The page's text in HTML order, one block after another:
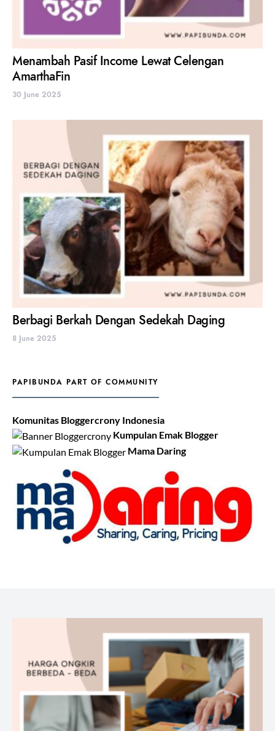
Menambah Pasif Income Lewat Celengan
AmarthaFin
30 June 2025
Berbagi Berkah Dengan Sedekah Daging
8 June 2025
PAPIBUNDA PART OF COMMUNITY
Komunitas Bloggercrony Indonesia
Kumpulan Emak Blogger
Mama Daring